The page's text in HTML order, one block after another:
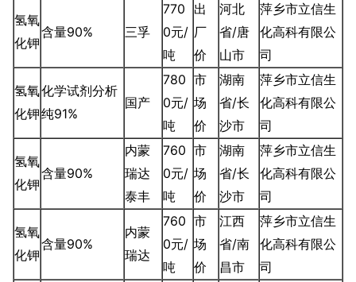
氢氧
化钾
含量90% 三孚
770
0元/
吨
出
厂
价
河北
省/唐
山市
萍乡市立信生
化高科有限公
司
氢氧
化钾
化学试剂分析
纯91%
国产
780
0元/
吨
市
场
价
湖南
省/长
沙市
萍乡市立信生
化高科有限公
司
氢氧
化钾
含量90%
内蒙
瑞达
泰丰
760
0元/
吨
市
场
价
湖南
省/长
沙市
萍乡市立信生
化高科有限公
司
氢氧
化钾
含量90%
内蒙
瑞达
760
0元/
吨
市
场
价
江西
省/南
昌市
萍乡市立信生
化高科有限公
司